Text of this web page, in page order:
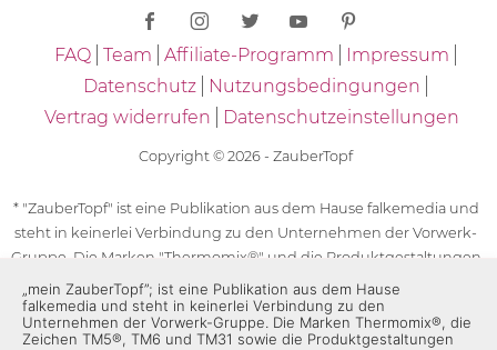
FAQ Team Affiliate-Programm
Impressum
Datenschutz
Nutzungsbedingungen
Vertrag widerrufen
Datenschutzeinstellungen
Copyright © 2026 - ZauberTopf
* "ZauberTopf" ist eine Publikation aus dem Hause falkemedia und
steht in keinerlei Verbindung zu den Unternehmen der Vorwerk-
Gruppe. Die Marken "Thermomix®" und die Produktgestaltungen
des "Thermomix®" sind eingetragene Marken der Unternehmen
der Vorwerk-Gruppe. Die Marken Thermomix®, die Zeichen TM5®,
TM6 und TM31 sowie die Produktgestaltungen des Thermomix®
„mein ZauberTopf”; ist eine Publikation aus dem Hause
falkemedia und steht in keinerlei Verbindung zu den
Unternehmen der Vorwerk-Gruppe. Die Marken Thermomix®, die
Zeichen TM5®, TM6 und TM31 sowie die Produktgestaltungen